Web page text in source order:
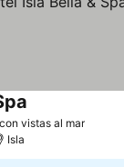
vistas al mar
Isla